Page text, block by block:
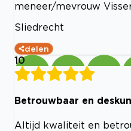
meneer/mevrouw
Sliedrecht
delen
10
Betrouwbaar en
Altijd kwaliteit en